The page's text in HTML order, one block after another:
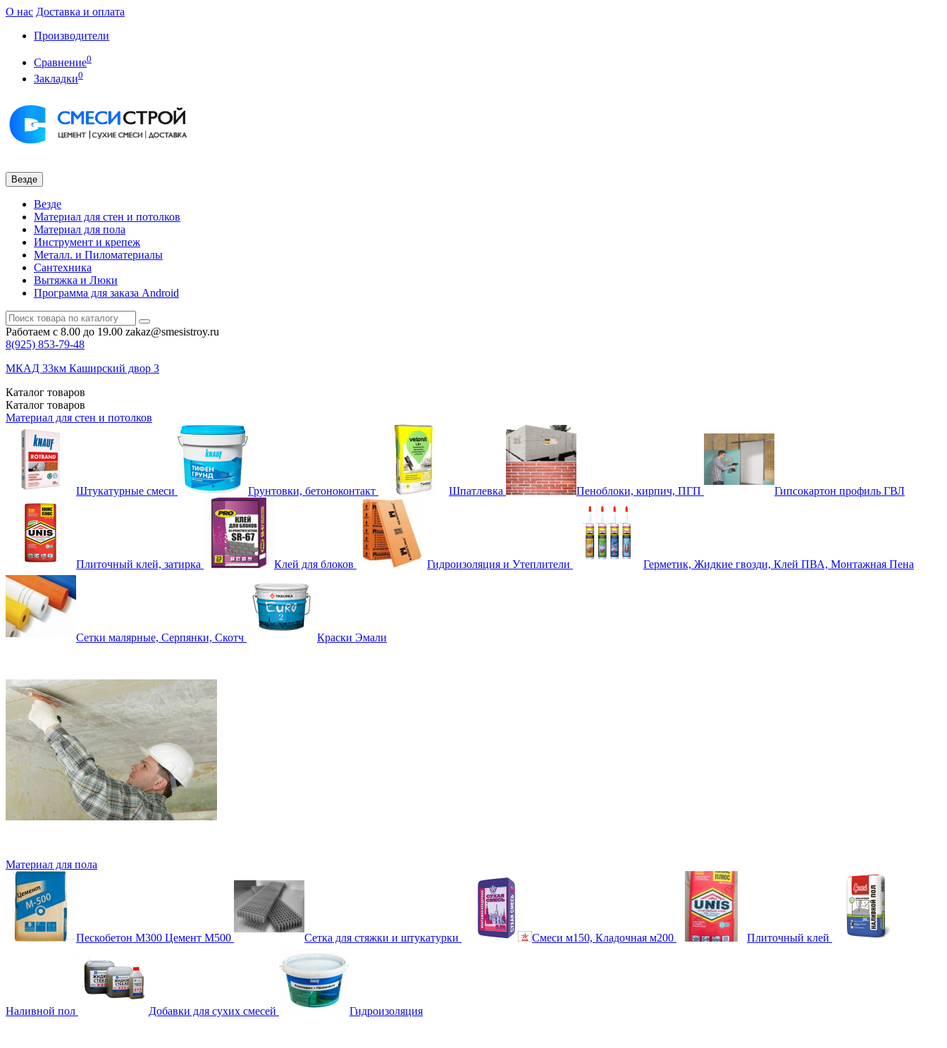
О нас Доставка и оплата
Производители
Сравнение0
Закладки0
Везде
Везде
Материал для стен и потолков
Материал для пола
Инструмент и крепеж
Металл. и Пиломатериалы
Сантехника
Вытяжка и Люки
Программа для заказа Android
Работаем с 8.00 до 19.00 zakaz@smesistroy.ru
8(925) 853-79-48
МКАД 33км Каширский двор 3
Каталог товаров
Каталог товаров
Материал для стен и потолков
Штукатурные смеси Грунтовки, бетоноконтакт Шпатлевка Пеноблоки, кирпич, ПГП Гипсокартон профиль ГВЛ
Плиточный клей, затирка Клей для блоков Гидроизоляция и Утеплители Герметик, Жидкие гвозди, Клей ПВА, Монтажная Пена
Сетки малярные, Серпянки, Скотч Краски Эмали
Материал для пола
Пескобетон М300 Цемент М500 Сетка для стяжки и штукатурки Смеси м150, Кладочная м200 Плиточный клей
Наливной пол Добавки для сухих смесей Гидроизоляция